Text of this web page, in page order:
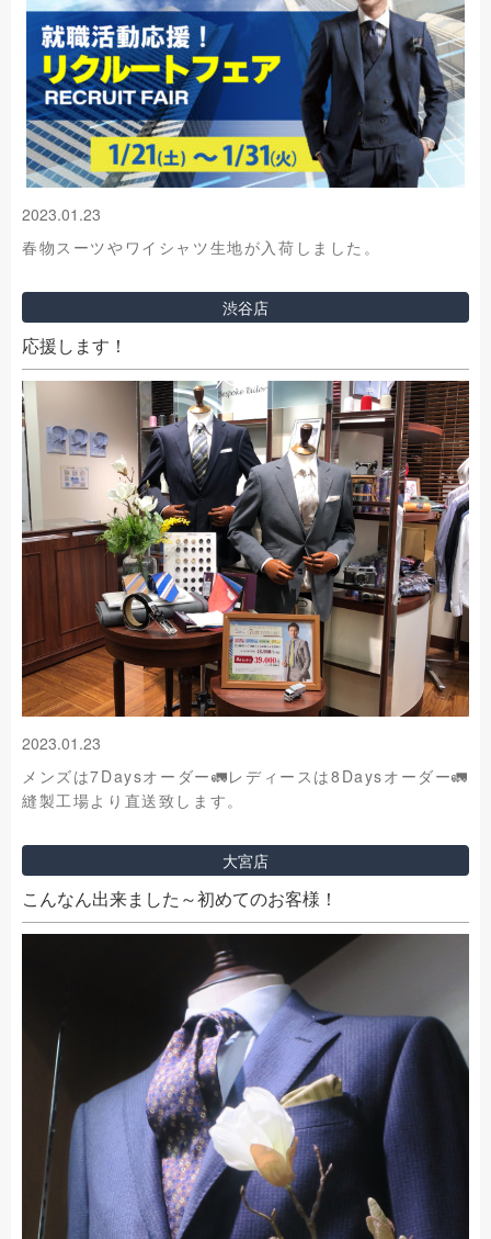
2023.01.23
春物スーツやワイシャツ生地が入荷しました。
渋谷店
応援します！
2023.01.23
メンズは7Daysオーダー🚛レディースは8Daysオーダー🚛
縫製工場より直送致します。
大宮店
こんなん出来ました～初めてのお客様！